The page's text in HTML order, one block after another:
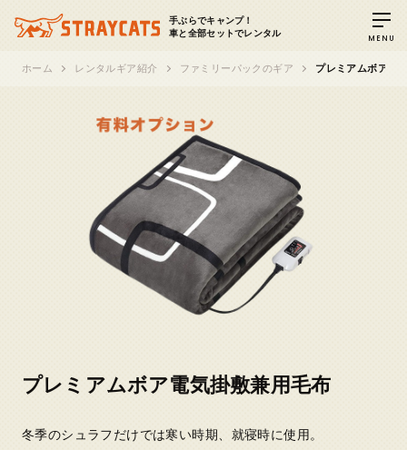
手ぶらでキャンプ！
車と全部セットでレンタル
MENU
ホーム レンタルギア紹介 ファミリーパックのギア プレミアムボア電
プレミアムボア電気掛敷兼用毛布
冬季のシュラフだけでは寒い時期、就寝時に使用。